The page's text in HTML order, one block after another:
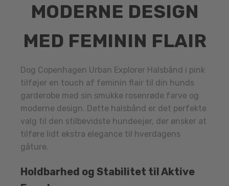
MODERNE DESIGN
MED FEMININ FLAIR
Dog Copenhagen Urban Explorer Halsbånd i pink
tilføjer en touch af feminin flair til din hunds
garderobe med sin smukke rosenrøde farve og
moderne design. Dette halsbånd er det perfekte
valg til den stilbevidste hundeejer, der ønsker at
tilføre lidt ekstra elegance til hverdagens
gåture.
Holdbarhed og Stabilitet til Aktive